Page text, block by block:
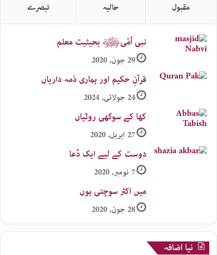
مقبول حالیہ تبصرے
نبی اُمّیﷺ بحیثیت معلم
29 جون, 2020
قرآنِ حکیم اور ہماری ذمہ داریاں
24 جولائی, 2024
کھا کے سوکھی روٹیاں
27 اپریل, 2020
دوست کے لیے ایک دُعا
7 نومبر, 2020
میں اکثر سوچتی ہوں
28 جون, 2020
نیا اضافہ